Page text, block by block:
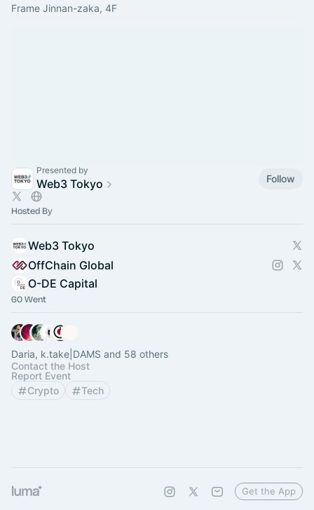
Frame Jinnan-zaka, 4F
Presented by
Web3 Tokyo Follow
Hosted By
Web3 Tokyo
OffChain Global
O-DE Capital
60 Went
Daria, k.take|DAMS and 58 others
Contact the Host
Report Event
Crypto
Tech
Get the App